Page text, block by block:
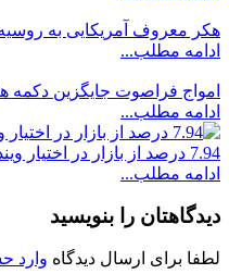
هکر معروف آمریکایی به
ادامه مطلب...
امواج فراصوت جایگزین دکمه
ادامه مطلب...
7.94 درصد از بازار در اختیار ویندوز 10; رشد هم‌چنان ادامه دارد
ادامه مطلب...
دیدگاهتان را بنویسید
لطفا برای ارسال دیدگاه وارد